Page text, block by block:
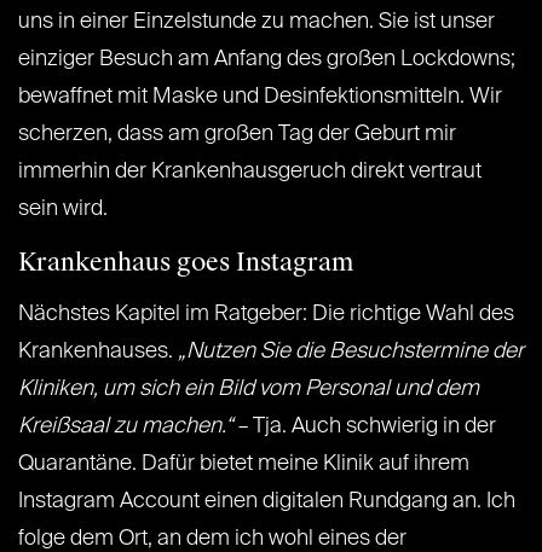
uns in einer Einzelstunde zu machen. Sie ist unser
einziger Besuch am Anfang des großen Lockdowns;
bewaffnet mit Maske und Desinfektionsmitteln. Wir
scherzen, dass am großen Tag der Geburt mir
immerhin der Krankenhausgeruch direkt vertraut
sein wird.
Krankenhaus goes Instagram
Nächstes Kapitel im Ratgeber: Die richtige Wahl des
Krankenhauses. „Nutzen Sie die Besuchstermine der
Kliniken, um sich ein Bild vom Personal und dem
Kreißsaal zu machen.“– Tja. Auch schwierig in der
Quarantäne. Dafür bietet meine Klinik auf ihrem ​
Instagram Account ​einen digitalen Rundgang an. Ich
folge dem Ort, an dem ich wohl eines der